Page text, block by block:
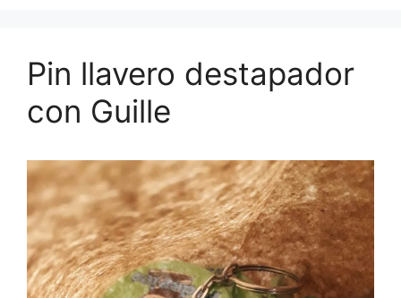
Pin llavero destapador
con Guille